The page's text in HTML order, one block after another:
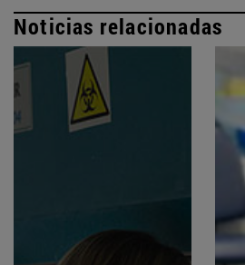
Noticias relacionadas